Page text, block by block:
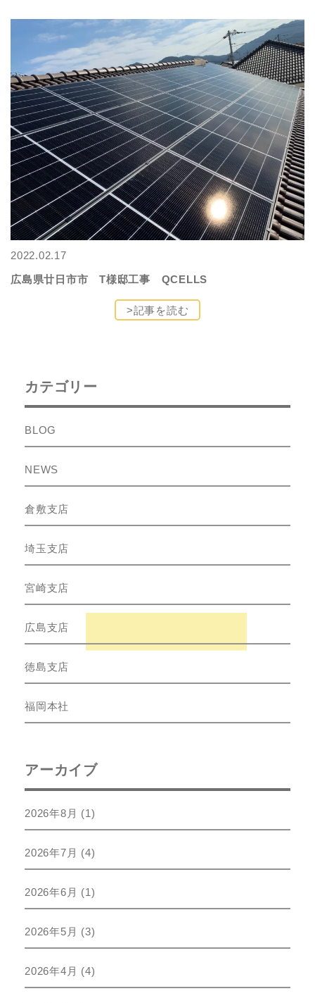
2022.02.17
広島県廿日市市 T様邸工事 QCELLS
>記事を読む
カテゴリー
BLOG
NEWS
倉敷支店
埼玉支店
宮崎支店
広島支店
徳島支店
福岡本社
アーカイブ
2026年8月 (1)
2026年7月 (4)
2026年6月 (1)
2026年5月 (3)
2026年4月 (4)